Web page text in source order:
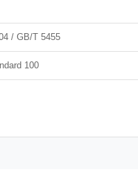
/ GB/T 5455
100